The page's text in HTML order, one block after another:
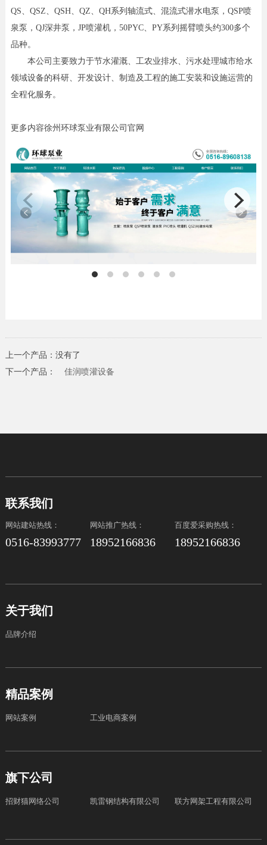
QS、QSZ、QSH、QZ、QH系列轴流式、混流式潜水电泵，QSP喷
泉泵，QJ深井泵，JP喷灌机，50PYC、PY系列摇臂喷头约300多个
品种。
本公司主要致力于节水灌溉、工农业排水、污水处理城市给水
领域设备的科研、开发设计、制造及工程的施工安装和设施运营的
全程化服务。
更多内容徐州环球泵业有限公司官网
上一个产品：没有了
下一个产品：
佳润喷灌设备
联系我们
网站建站热线：
0516-83993777
网站推广热线：
18952166836
百度爱采购热线：
18952166836
关于我们
品牌介绍
精品案例
网站案例 工业电商案例
旗下公司
招财猫网络公司 凯雷钢结构有限公司 联方网架工程有限公司